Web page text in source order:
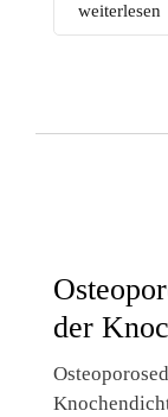
weiterlesen
der